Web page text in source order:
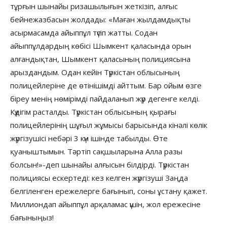
тұрғын шынайы ризашылығын жеткізіп, алғыс
бейнежазбасын жолдады: «Маған жылдамдықты
асырмасамда айыппұл түсіп жатты. Содан
айыппұлдардың көбісі Шымкент қаласында орын
алғандықтан, Шымкент қаласының полициясына
арыздандым. Одан кейін Түркістан облысының
полицейлеріне де өтінішімді айттым. Бар ойым өзге
біреу менің нөмірімді пайдаланып жүр дегенге келді.
Күдігім расталды. Түркістан облысының қырағы
полицейлерінің шұғыл жұмысы барысында кінәлі көлік
жүргізушісі небәрі 3 күн ішінде табылды. Өте
қуаныштымын. Тәртіп сақшыларына Алла разы
болсын!»-деп шынайы алғысын білдірді. Түркістан
полициясы ескертеді: кез келген жүргізуші Заңда
белгіленген ережелерге бағынып, соны ұстану қажет.
Миллиондап айыппұл арқаламас үшін, жол ережесіне
бағыныңыз!